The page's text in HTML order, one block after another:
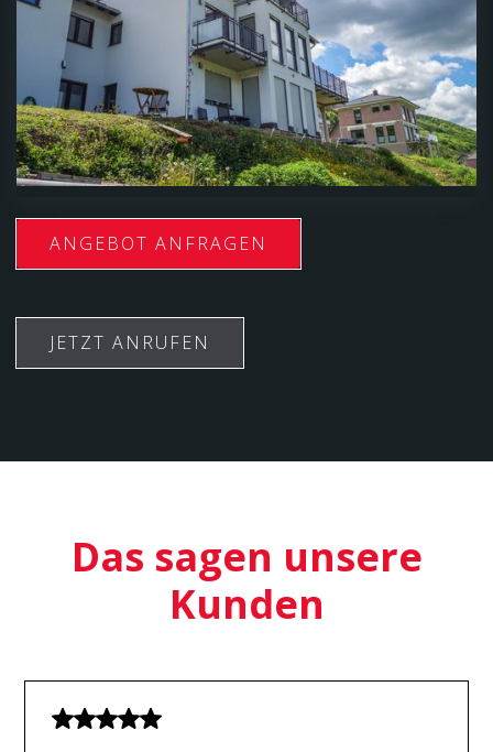
ANGEBOT ANFRAGEN
JETZT ANRUFEN
Das sagen unsere
Kunden